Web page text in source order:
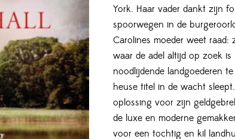
York. Haar vader dankt zijn
spoorwegen in de
Carolines moeder weet raad:
waar de adel altijd op zoek
noodlijdende landgoederen
heuse titel in de wacht
oplossing voor zijn
de luxe en moderne
voor een tochtig en kil